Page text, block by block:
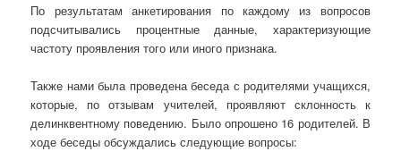
По результатам анкетирования по каждому из вопросов
подсчитывались процентные данные, характеризующие
частоту проявления того или иного признака.
Также нами была проведена беседа с родителями учащихся,
которые, по отзывам учителей, проявляют склонность к
делинквентному поведению. Было опрошено 16 родителей. В
ходе беседы обсуждались следующие вопросы: